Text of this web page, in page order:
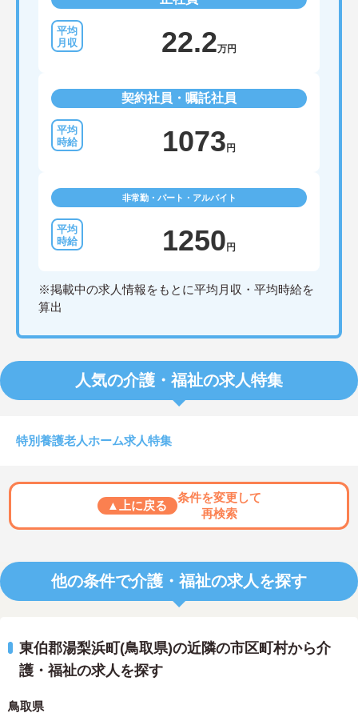
22.2万円
契約社員・嘱託社員
1073 円
非常勤・パート・アルバイト
1250 円
※掲載中の求人情報をもとに平均月収・平均時給を
算出
人気の介護・福祉の求人特集
特別養護老人ホーム求人特集
▲上に戻る
条件を変更して
再検索
他の条件で介護・福祉の求人を探す
東伯郡湯梨浜町(鳥取県)の近隣の市区町村から介
護・福祉の求人を探す
鳥取県